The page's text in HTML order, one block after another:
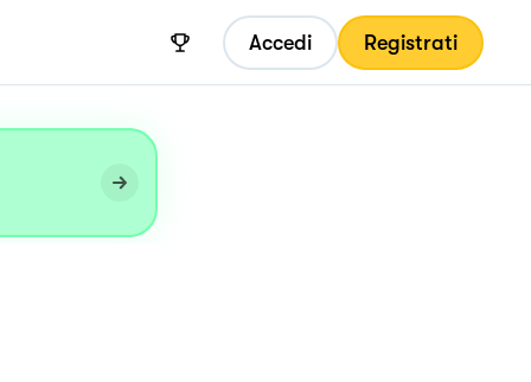
Accedi Registrati